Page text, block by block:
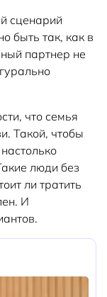
сценарий
быть так, как в
партнер не
что семья
Такой, чтобы
люди без
ли тратить
И